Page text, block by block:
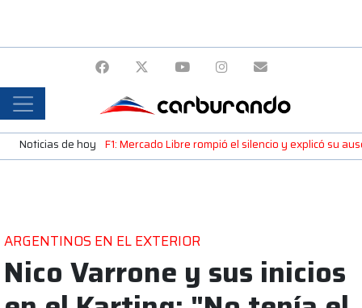
Noticias de hoy F1: Mercado Libre rompió el silencio y explicó su
ARGENTINOS EN EL EXTERIOR
Nico Varrone y sus inicios